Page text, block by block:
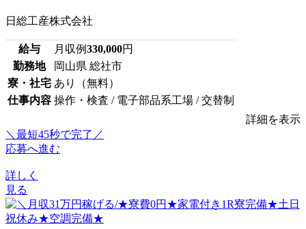
日総工産株式会社
給与 月収例330,000円
勤務地
岡山県 総社市
寮・社宅 あり（無料）
仕事内容 操作・検査 / 電子部品系工場 / 交替制
詳細を表示
＼最短45秒で完了／
応募へ進む
詳しく
見る